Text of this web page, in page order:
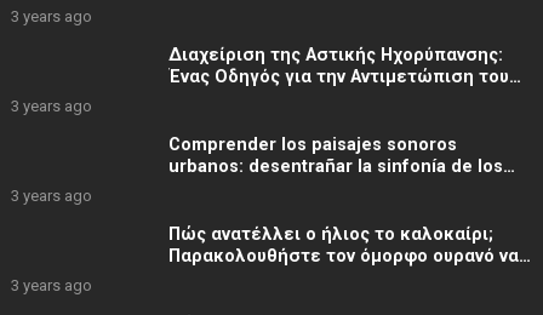
3 years ago
Διαχείριση της Αστικής Ηχορύπανσης:
Ένας Οδηγός για την Αντιμετώπιση του
3 years ago
Comprender los paisajes sonoros
urbanos: desentrañar la sinfonía de los
3 years ago
Πώς ανατέλλει ο ήλιος το καλοκαίρι;
Παρακολουθήστε τον όμορφο ουρανό να
3 years ago